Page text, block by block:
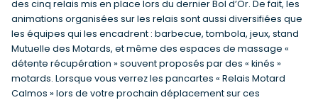
des cinq relais mis en place lors du dernier Bol d’Or. De fait, les
animations organisées sur les relais sont aussi diversifiées que
les équipes qui les encadrent : barbecue, tombola, jeux, stand
Mutuelle des Motards, et même des espaces de massage «
détente récupération » souvent proposés par des « kinés »
motards. Lorsque vous verrez les pancartes « Relais Motard
Calmos » lors de votre prochain déplacement sur ces